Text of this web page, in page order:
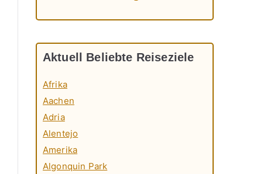
Aktuell Beliebte Reiseziele
Afrika
Aachen
Adria
Alentejo
Amerika
Algonquin Park